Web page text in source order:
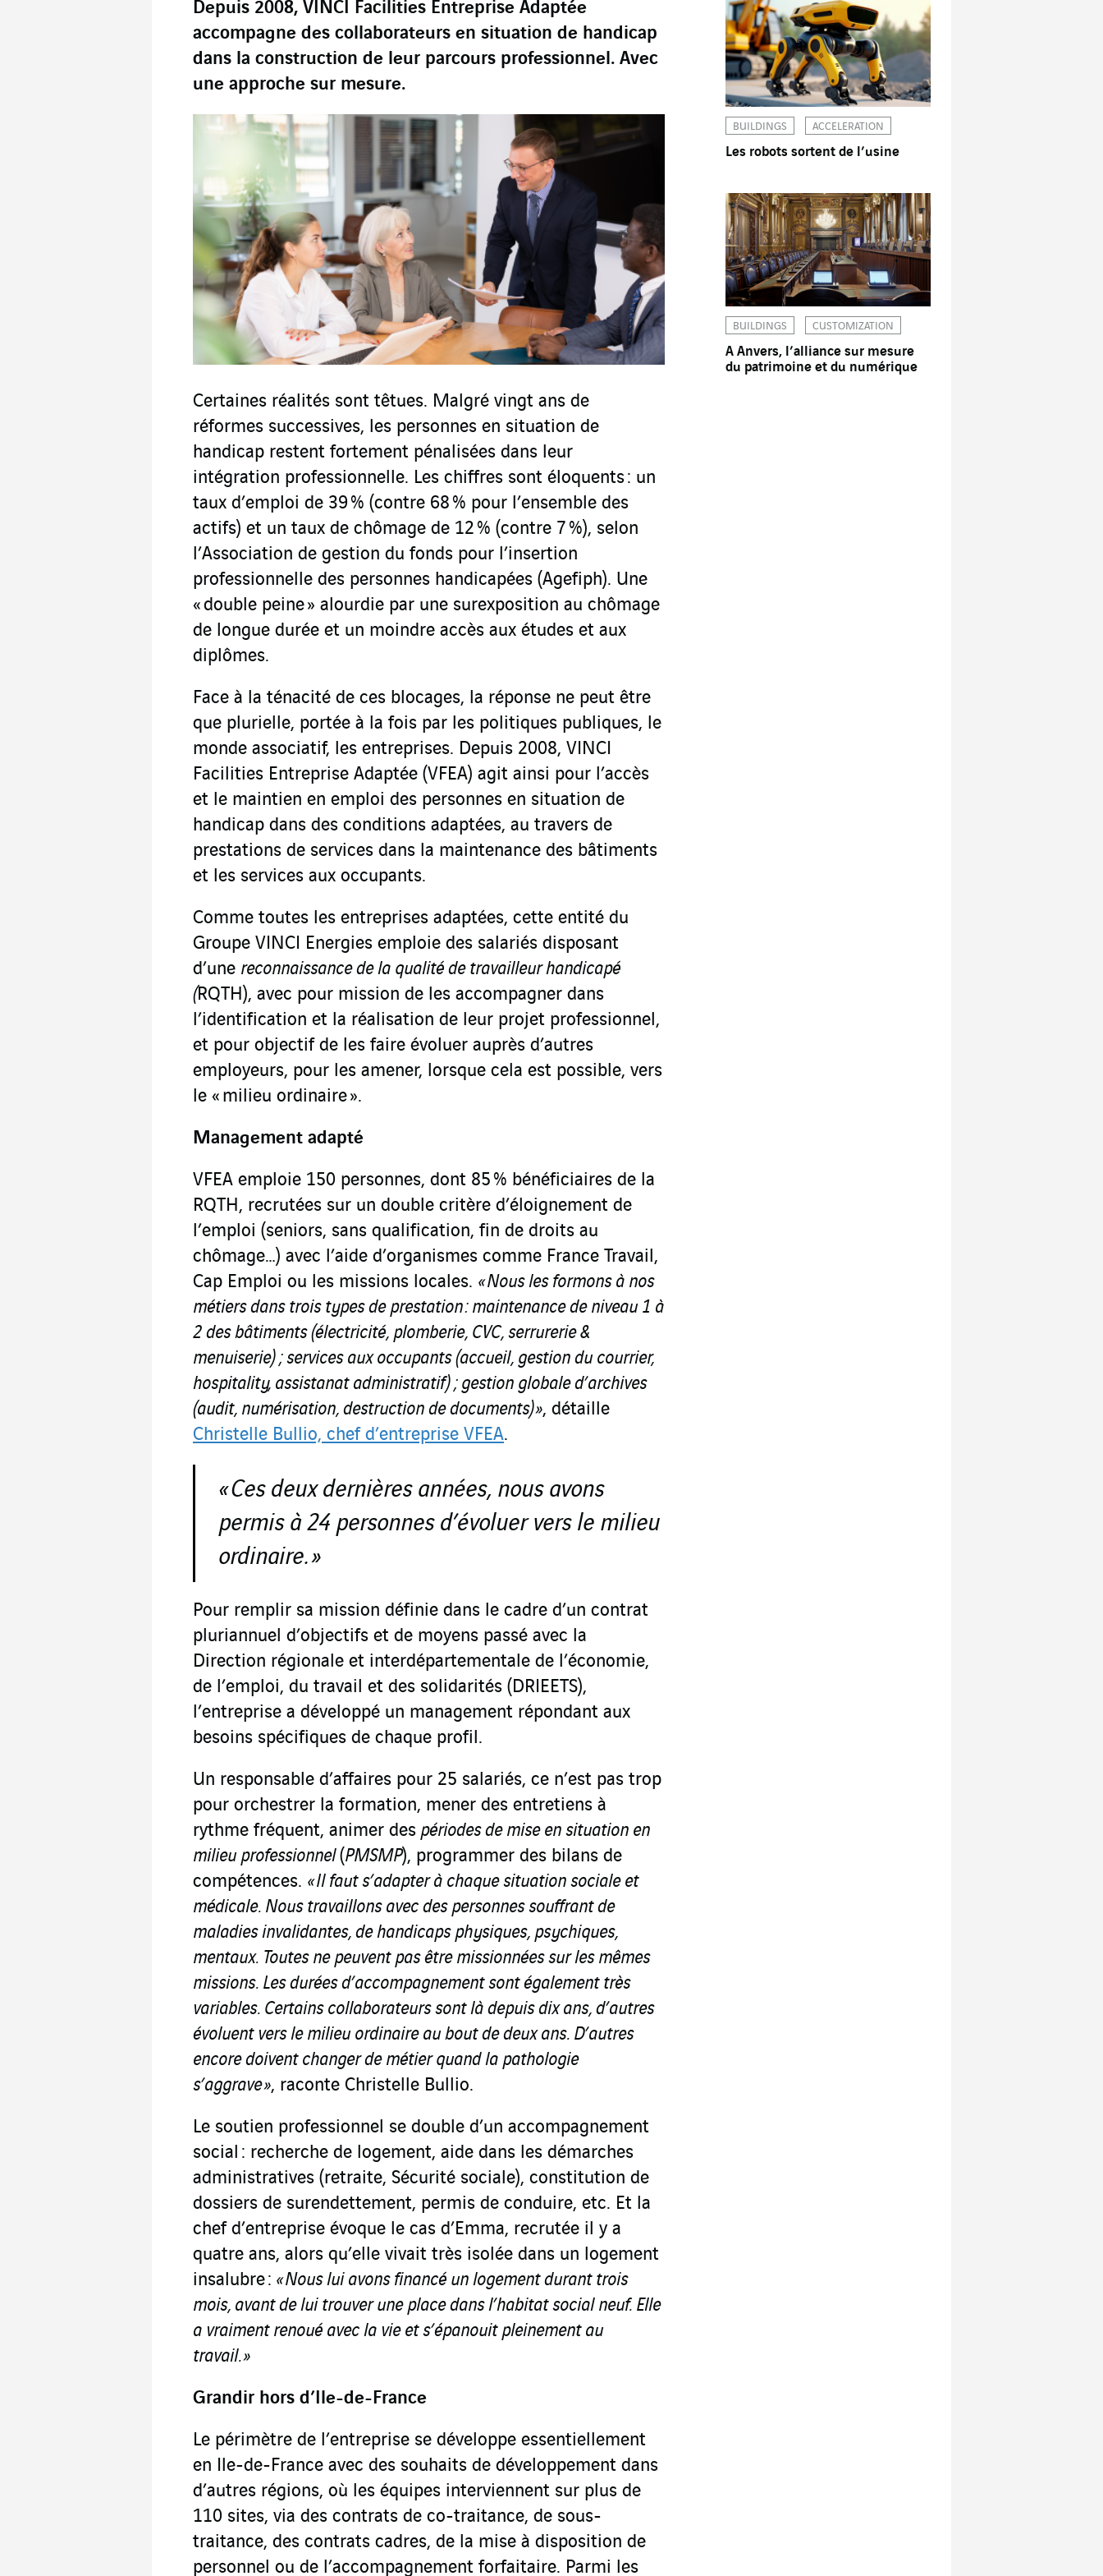
Depuis 2008, VINCI Facilities Entreprise Adaptée
accompagne des collaborateurs en situation de handicap
dans la construction de leur parcours professionnel. Avec
une approche sur mesure.
Certaines réalités sont têtues. Malgré vingt ans de
réformes successives, les personnes en situation de
handicap restent fortement pénalisées dans leur
intégration professionnelle. Les chiffres sont éloquents : un
taux d’emploi de 39 % (contre 68 % pour l’ensemble des
actifs) et un taux de chômage de 12 % (contre 7 %), selon
l’Association de gestion du fonds pour l’insertion
professionnelle des personnes handicapées (Agefiph). Une
« double peine » alourdie par une surexposition au chômage
de longue durée et un moindre accès aux études et aux
diplômes.
Face à la ténacité de ces blocages, la réponse ne peut être
que plurielle, portée à la fois par les politiques publiques, le
monde associatif, les entreprises. Depuis 2008, VINCI
Facilities Entreprise Adaptée (VFEA) agit ainsi pour l’accès
et le maintien en emploi des personnes en situation de
handicap dans des conditions adaptées, au travers de
prestations de services dans la maintenance des bâtiments
et les services aux occupants.
Comme toutes les entreprises adaptées, cette entité du
Groupe VINCI Energies emploie des salariés disposant
d’une reconnaissance de la qualité de travailleur handicapé
(RQTH), avec pour mission de les accompagner dans
l’identification et la réalisation de leur projet professionnel,
et pour objectif de les faire évoluer auprès d’autres
employeurs, pour les amener, lorsque cela est possible, vers
le « milieu ordinaire ».
Management adapté
VFEA emploie 150 personnes, dont 85 % bénéficiaires de la
RQTH, recrutées sur un double critère d’éloignement de
l’emploi (seniors, sans qualification, fin de droits au
chômage…) avec l’aide d’organismes comme France Travail,
Cap Emploi ou les missions locales. « Nous les formons à nos
métiers dans trois types de prestation : maintenance de niveau 1 à
2 des bâtiments (électricité, plomberie, CVC, serrurerie &
menuiserie) ; services aux occupants (accueil, gestion du courrier,
hospitality, assistanat administratif) ; gestion globale d’archives
(audit, numérisation, destruction de documents) », détaille
Christelle Bullio, chef d’entreprise VFEA.
« Ces deux dernières années, nous avons
permis à 24 personnes d’évoluer vers le milieu
ordinaire. »
Pour remplir sa mission définie dans le cadre d’un contrat
pluriannuel d’objectifs et de moyens passé avec la
Direction régionale et interdépartementale de l’économie,
de l’emploi, du travail et des solidarités (DRIEETS),
l’entreprise a développé un management répondant aux
besoins spécifiques de chaque profil.
Un responsable d’affaires pour 25 salariés, ce n’est pas trop
pour orchestrer la formation, mener des entretiens à
rythme fréquent, animer des périodes de mise en situation en
milieu professionnel(PMSMP), programmer des bilans de
compétences. « Il faut s’adapter à chaque situation sociale et
médicale. Nous travaillons avec des personnes souffrant de
maladies invalidantes, de handicaps physiques, psychiques,
mentaux. Toutes ne peuvent pas être missionnées sur les mêmes
missions. Les durées d’accompagnement sont également très
variables. Certains collaborateurs sont là depuis dix ans, d’autres
évoluent vers le milieu ordinaire au bout de deux ans. D’autres
encore doivent changer de métier quand la pathologie
s’aggrave », raconte Christelle Bullio.
Le soutien professionnel se double d’un accompagnement
social : recherche de logement, aide dans les démarches
administratives (retraite, Sécurité sociale), constitution de
dossiers de surendettement, permis de conduire, etc. Et la
chef d’entreprise évoque le cas d’Emma, recrutée il y a
quatre ans, alors qu’elle vivait très isolée dans un logement
insalubre : « Nous lui avons financé un logement durant trois
mois, avant de lui trouver une place dans l’habitat social neuf. Elle
a vraiment renoué avec la vie et s’épanouit pleinement au
travail. »
Grandir hors d’Ile-de-France
Le périmètre de l’entreprise se développe essentiellement
en Ile-de-France avec des souhaits de développement dans
d’autres régions, où les équipes interviennent sur plus de
110 sites, via des contrats de co-traitance, de sous-
traitance, des contrats cadres, de la mise à disposition de
personnel ou de l’accompagnement forfaitaire. Parmi les
BUILDINGS ACCELERATION
Les robots sortent de l’usine
BUILDINGS CUSTOMIZATION
A Anvers, l’alliance sur mesure
du patrimoine et du numérique